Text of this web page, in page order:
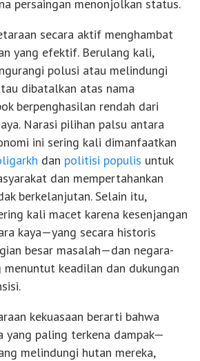
persaingan menonjolkan status.
secara aktif menghambat
yang efektif. Berulang kali,
polusi atau melindungi
dibatalkan atas nama
berpenghasilan rendah dari
Narasi pilihan palsu antara
ini sering kali dimanfaatkan
dan politisi populis untuk
dan mempertahankan
berkelanjutan. Selain itu,
kali macet karena kesenjangan
kaya—yang secara historis
besar masalah—dan negara-
menuntut keadilan dan dukungan
kekuasaan berarti bahwa
yang paling terkena dampak—
melindungi hutan mereka,